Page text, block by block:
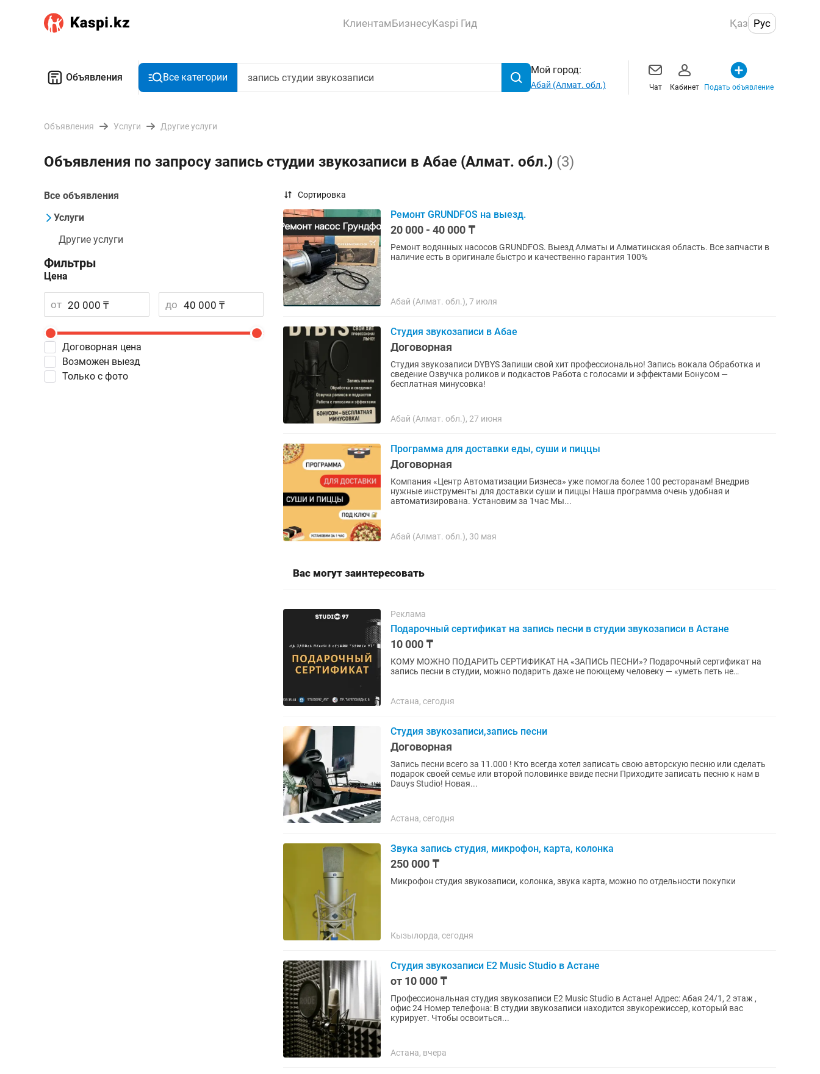
КлиентамБизнесуKaspi Гид Қаз Рус
Объявления Все категории
Мой город:
Абай (Алмат. обл.) Чат Кабинет Подать объявление
Объявления Услуги Другие услуги
Объявления по запросу запись студии звукозаписи в Абае (Алмат. обл.) (3)
Все объявления
Услуги
Другие услуги
Фильтры
Цена
от до
Договорная цена
Возможен выезд
Только с фото
Сортировка
Ремонт GRUNDFOS на выезд.
20 000 - 40 000 ₸
Ремонт водянных насосов GRUNDFOS. Выезд Алматы и Алматинская область. Все запчасти в
наличие есть в оригинале быстро и качественно гарантия 100%
Абай (Алмат. обл.), 7 июля
Студия звукозаписи в Абае
Договорная
Студия звукозаписи DYBYS Запиши свой хит профессионально! Запись вокала Обработка и
сведение Озвучка роликов и подкастов Работа с голосами и эффектами Бонусом —
бесплатная минусовка!
Абай (Алмат. обл.), 27 июня
Программа для доставки еды, суши и пиццы
Договорная
Компания «Центр Автоматизации Бизнеса» уже помогла более 100 ресторанам! Внедрив
нужные инструменты для доставки суши и пиццы Наша программа очень удобная и
автоматизирована. Установим за 1час Мы...
Абай (Алмат. обл.), 30 мая
Вас могут заинтересовать
Реклама
Подарочный сертификат на запись песни в студии звукозаписи в Астане
10 000 ₸
КОМУ МОЖНО ПОДАРИТЬ СЕРТИФИКАТ НА «ЗАПИСЬ ПЕСНИ»? Подарочный сертификат на
запись песни в студии, можно подарить даже не поющему человеку — «уметь петь не
Астана, сегодня
Студия звукозаписи,запись песни
Договорная
Запись песни всего за 11.000 ! Кто всегда хотел записать свою авторскую песню или сделать
подарок своей семье или второй половинке ввиде песни Приходите записать песню к нам в
Dauys Studio! Новая...
Астана, сегодня
Звука запись студия, микрофон, карта, колонка
250 000 ₸
Микрофон студия звукозаписи, колонка, звука карта, можно по отдельности покупки
Кызылорда, сегодня
Студия звукозаписи E2 Music Studio в Астане
от 10 000 ₸
Профессиональная студия звукозаписи E2 Music Studio в Астане! Адрес: Абая 24/1, 2 этаж ,
офис 24 Номер телефона: В студии звукозаписи находится звукорежиссер, который вас
курирует. Чтобы освоиться...
Астана, вчера